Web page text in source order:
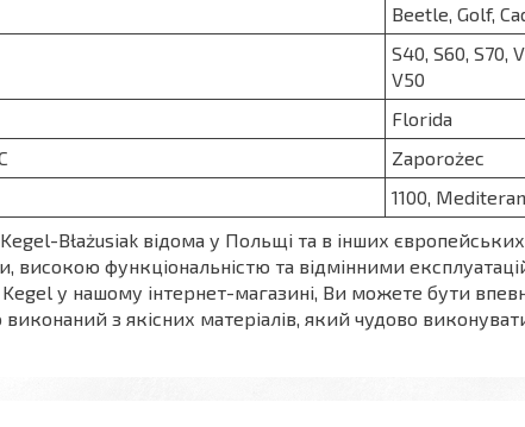
Beetle, Golf,
S40, S60, S70,
V50
Florida
Zaporożec
1100,
Błażusiak відома у Польщі та в інших
високою функціональністю та відмінними
у нашому інтернет-магазині, Ви можете бути
виконаний з якісних матеріалів, який чудово